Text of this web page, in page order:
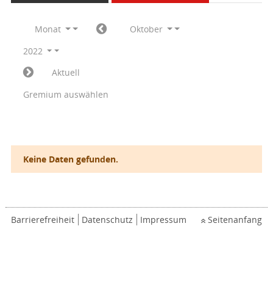
Monat
Oktober
2022
Aktuell
Gremium auswählen
Keine Daten gefunden.
Barrierefreiheit Datenschutz Impressum Seitenanfang